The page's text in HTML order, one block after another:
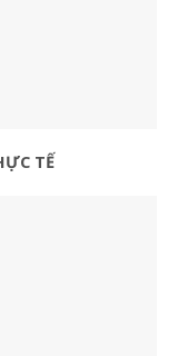
TẾ